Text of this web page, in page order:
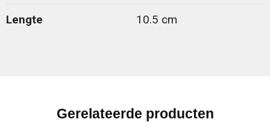
Lengte 10.5 cm
Gerelateerde producten